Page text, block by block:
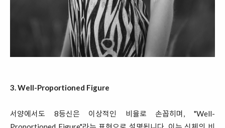
3. Well-Proportioned Figure
서양에서도 8등신은 이상적인 비율로 손꼽히며, "Well-